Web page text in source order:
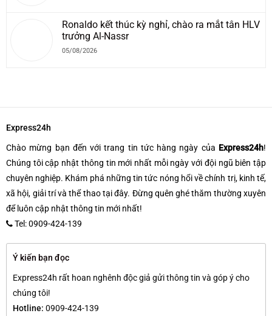
Ronaldo kết thúc kỳ nghỉ, chào ra mắt tân HLV
trưởng Al-Nassr
05/08/2026
Express24h
Chào mừng bạn đến với trang tin tức hàng ngày của Express24h!
Chúng tôi cập nhật thông tin mới nhất mỗi ngày với đội ngũ biên tập
chuyên nghiệp. Khám phá những tin tức nóng hổi về chính trị, kinh tế,
xã hội, giải trí và thể thao tại đây. Đừng quên ghé thăm thường xuyên
để luôn cập nhật thông tin mới nhất!
Tel: 0909-424-139
Ý kiến bạn đọc
Express24h rất hoan nghênh độc giả gửi thông tin và góp ý cho
chúng tôi!
Hotline: 0909-424-139